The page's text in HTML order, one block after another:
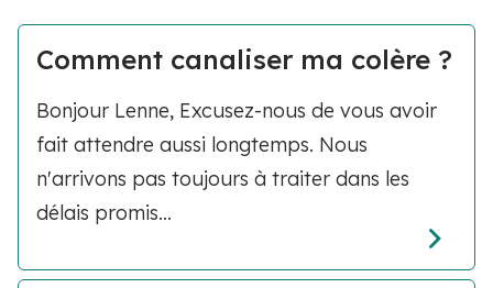
Comment canaliser ma colère ?
Bonjour Lenne, Excusez-nous de vous avoir
fait attendre aussi longtemps. Nous
n'arrivons pas toujours à traiter dans les
délais promis...